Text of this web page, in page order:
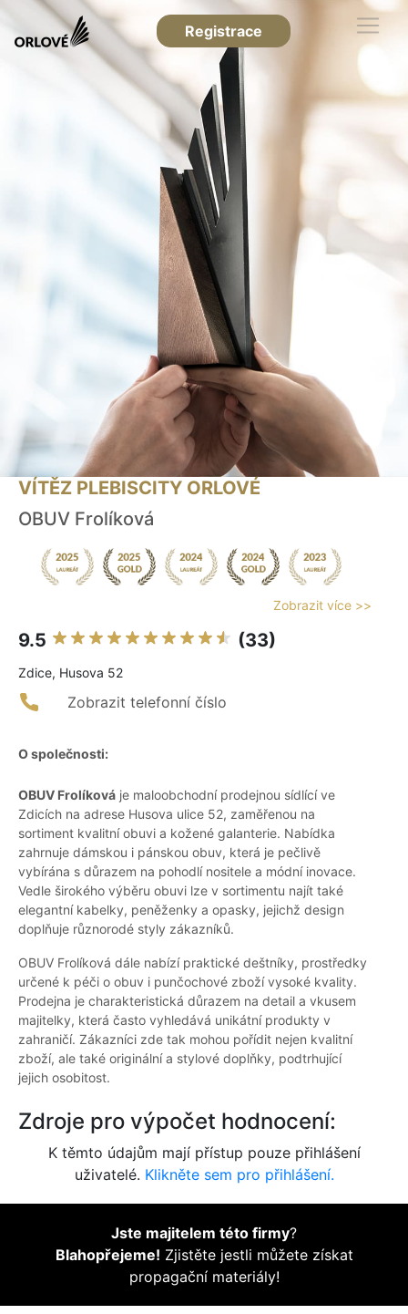
Registrace
VÍTĚZ PLEBISCITY ORLOVÉ
OBUV Frolíková
Zobrazit více >>
9.5 (33)
Zdice, Husova 52
Zobrazit telefonní číslo
O společnosti:
OBUV Frolíková je maloobchodní prodejnou sídlící ve
Zdicích na adrese Husova ulice 52, zaměřenou na
sortiment kvalitní obuvi a kožené galanterie. Nabídka
zahrnuje dámskou i pánskou obuv, která je pečlivě
vybírána s důrazem na pohodlí nositele a módní inovace.
Vedle širokého výběru obuvi lze v sortimentu najít také
elegantní kabelky, peněženky a opasky, jejichž design
doplňuje různorodé styly zákazníků.
OBUV Frolíková dále nabízí praktické deštníky, prostředky
určené k péči o obuv i punčochové zboží vysoké kvality.
Prodejna je charakteristická důrazem na detail a vkusem
majitelky, která často vyhledává unikátní produkty v
zahraničí. Zákazníci zde tak mohou pořídit nejen kvalitní
zboží, ale také originální a stylové doplňky, podtrhující
jejich osobitost.
Zdroje pro výpočet hodnocení:
K těmto údajům mají přístup pouze přihlášení
uživatelé. Klikněte sem pro přihlášení.
Jste majitelem této firmy?
Blahopřejeme! Zjistěte jestli můžete získat
propagační materiály!